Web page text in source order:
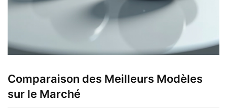
Comparaison des Meilleurs Modèles
sur le Marché